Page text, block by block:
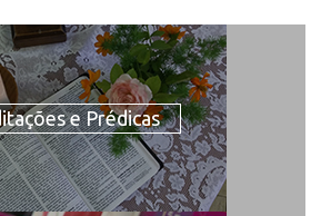
e Prédicas